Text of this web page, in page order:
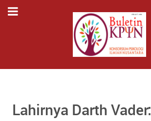
Lahirnya Darth Vader: